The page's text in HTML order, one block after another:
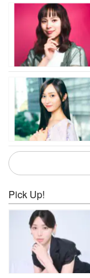
Pick Up!